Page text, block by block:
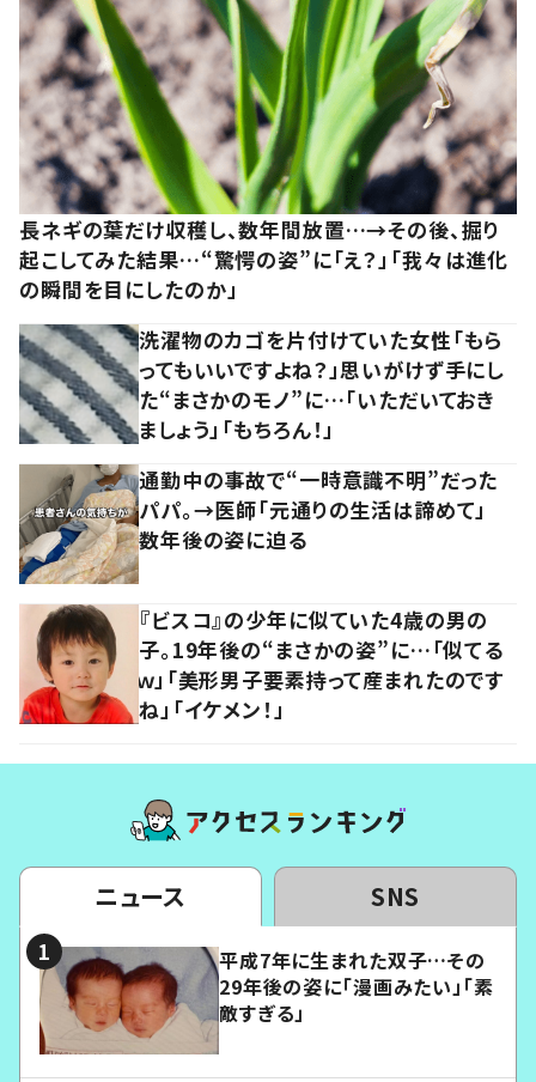
長ネギの葉だけ収穫し、数年間放置…→その後、掘り
起こしてみた結果…“驚愕の姿”に「え？」「我々は進化
の瞬間を目にしたのか」
洗濯物のカゴを片付けていた女性「もら
ってもいいですよね？」思いがけず手にし
た“まさかのモノ”に…「いただいておき
ましょう」「もちろん！」
通勤中の事故で“一時意識不明”だった
パパ。→医師「元通りの生活は諦めて」
数年後の姿に迫る
『ビスコ』の少年に似ていた4歳の男の
子。19年後の“まさかの姿”に…「似てる
ｗ」「美形男子要素持って産まれたのです
ね」「イケメン！」
ニュース SNS
平成7年に生まれた双子…その
29年後の姿に「漫画みたい」「素
敵すぎる」